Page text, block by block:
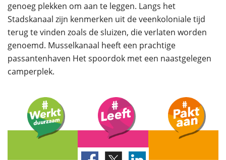
genoeg plekken om aan te leggen. Langs het
Stadskanaal zijn kenmerken uit de veenkoloniale tijd
terug te vinden zoals de sluizen, die verlaten worden
genoemd. Musselkanaal heeft een prachtige
passantenhaven Het spoordok met een naastgelegen
camperplek.